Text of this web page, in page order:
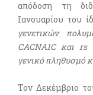
απόδοση τη
Ιανουαρίου του
γενετικών
CACNA1C και rs
γενικό πληθυσμό
Τον Δεκέμβριο